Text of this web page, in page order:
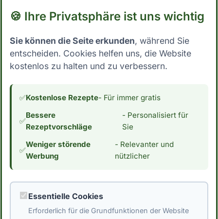
Kaffee trinken?
Du möchtest fasten, weißt jedoch
nicht, ob es in Ordnung ist, Kaffee zu
während des...
🍪 Ihre Privatsphäre ist uns wichtig
Sie können die Seite erkunden, während Sie
entscheiden. Cookies helfen uns, die Website
kostenlos zu halten und zu verbessern.
✅Kostenlose Rezepte- Für immer gratis
✅
Bessere
Rezeptvorschläge
- Personalisiert für
Sie
✅
Weniger störende
Werbung
- Relevanter und
nützlicher
Essentielle Cookies
Erforderlich für die Grundfunktionen der Website